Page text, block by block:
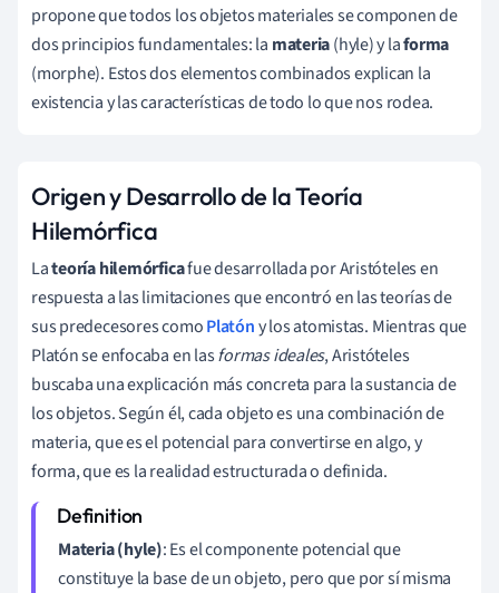
propone que todos los objetos materiales se componen de
dos principios fundamentales: la materia(hyle) y laforma
(morphe). Estos dos elementos combinados explican la
existencia y las características de todo lo que nos rodea.
Origen y Desarrollo de la Teoría
Hilemórfica
Lateoría hilemórficafue desarrollada por Aristóteles en
respuesta a las limitaciones que encontró en las teorías de
sus predecesores comoPlatóny los atomistas. Mientras que
Platón se enfocaba en lasformas ideales, Aristóteles
buscaba una explicación más concreta para la sustancia de
los objetos. Según él, cada objeto es una combinación de
materia, que es el potencial para convertirse en algo, y
forma, que es la realidad estructurada o definida.
Materia (hyle): Es el componente potencial que
constituye la base de un objeto, pero que por sí misma